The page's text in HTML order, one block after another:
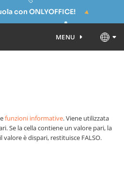
con ONLYOFFICE!
MENU
funzioni informative. Viene utilizzata
Se la cella contiene un valore pari, la
valore è dispari, restituisce FALSO.